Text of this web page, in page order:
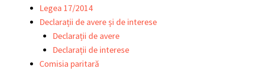
Legea 17/2014
Declarații de avere și de interese
Declarații de avere
Declarații de interese
Comisia paritară